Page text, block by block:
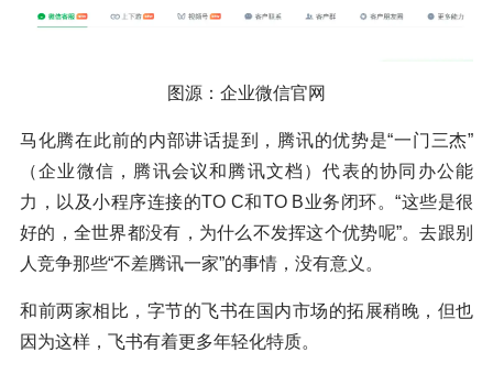
图源：企业微信官网
马化腾在此前的内部讲话提到，腾讯的优势是“一门三杰”
（企业微信，腾讯会议和腾讯文档）代表的协同办公能
力，以及小程序连接的TO C和TO B业务闭环。“这些是很
好的，全世界都没有，为什么不发挥这个优势呢”。去跟别
人竞争那些“不差腾讯一家”的事情，没有意义。
和前两家相比，字节的飞书在国内市场的拓展稍晚，但也
因为这样，飞书有着更多年轻化特质。